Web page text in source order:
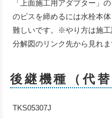
「上面施工用アダプター」
のビスを締めるには水栓本
難しいです。※やり方は施
分解図のリンク先から見れま
後継機種（代替
TKS05307J